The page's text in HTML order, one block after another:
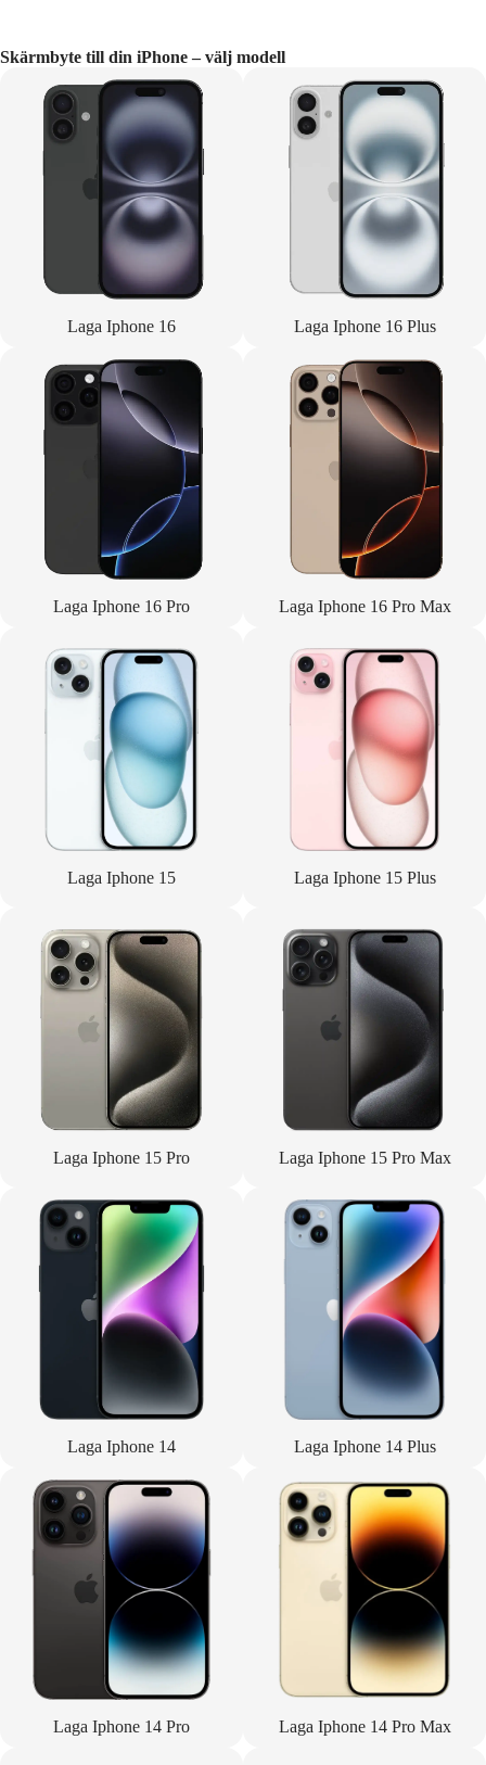
Skärmbyte till din iPhone – välj modell
Laga Iphone 16 Laga Iphone 16 Plus
Laga Iphone 16 Pro Laga Iphone 16 Pro Max
Laga Iphone 15 Laga Iphone 15 Plus
Laga Iphone 15 Pro Laga Iphone 15 Pro Max
Laga Iphone 14 Laga Iphone 14 Plus
Laga Iphone 14 Pro Laga Iphone 14 Pro Max